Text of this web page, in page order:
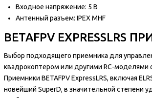
Входное напряжение: 5 В
Антенный разъем: IPEX MHF
BETAFPV EXPRESSLRS
Выбор подходящего приемника для
квадрокоптером или другими RC-моделями
Приемники BETAFPV ExpressLRS, включая
новейший SuperD, в значительной степени